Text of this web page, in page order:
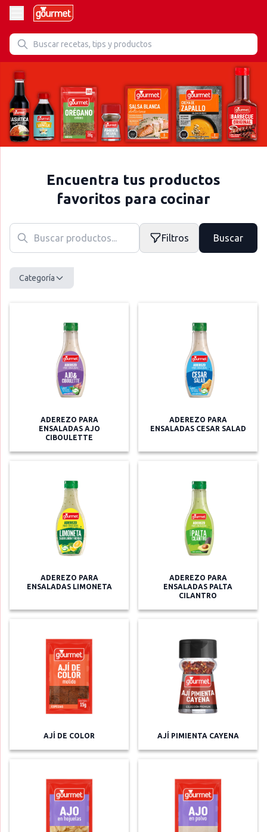
Encuentra tus productos
favoritos para cocinar
Filtros Buscar
Categoría
ADEREZO PARA
ENSALADAS AJO
CIBOULETTE
ADEREZO PARA
ENSALADAS CESAR SALAD
ADEREZO PARA
ENSALADAS LIMONETA
ADEREZO PARA
ENSALADAS PALTA
CILANTRO
AJÍ DE COLOR AJÍ PIMIENTA CAYENA